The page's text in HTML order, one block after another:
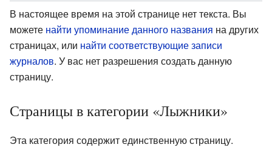
В настоящее время на этой странице нет текста. Вы
можете найти упоминание данного названия на других
страницах, или найти соответствующие записи
журналов. У вас нет разрешения создать данную
страницу.
Страницы в категории «Лыжники»
Эта категория содержит единственную страницу.